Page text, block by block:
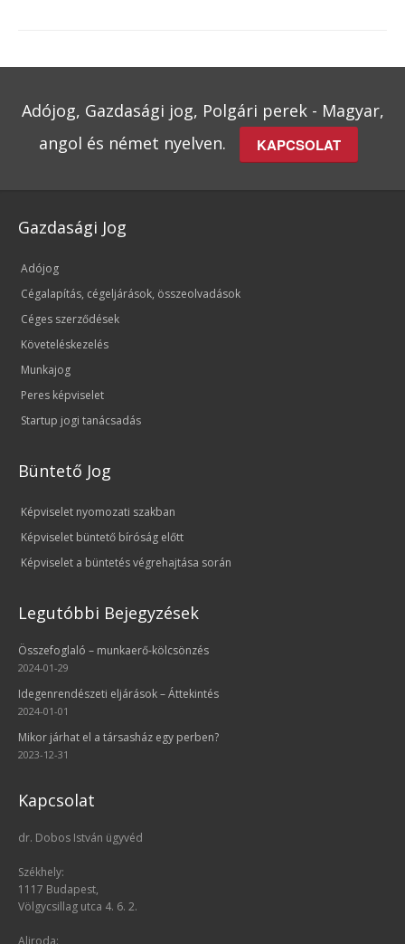
Adójog, Gazdasági jog, Polgári perek - Magyar,
angol és német nyelven.
KAPCSOLAT
Gazdasági Jog
Adójog
Cégalapítás, cégeljárások, összeolvadások
Céges szerződések
Követeléskezelés
Munkajog
Peres képviselet
Startup jogi tanácsadás
Büntető Jog
Képviselet nyomozati szakban
Képviselet büntető bíróság előtt
Képviselet a büntetés végrehajtása során
Legutóbbi Bejegyzések
Összefoglaló – munkaerő-kölcsönzés
2024-01-29
Idegenrendészeti eljárások – Áttekintés
2024-01-01
Mikor járhat el a társasház egy perben?
2023-12-31
Kapcsolat
dr. Dobos István ügyvéd
Székhely:
1117 Budapest,
Völgycsillag utca 4. 6. 2.
Aliroda: